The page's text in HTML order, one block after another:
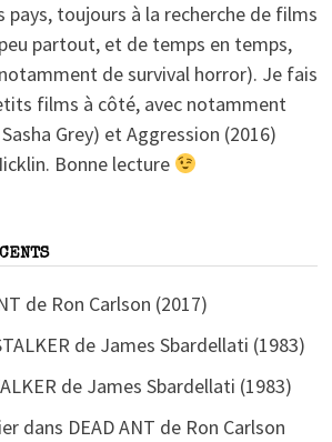
toujours à la recherche de films
partout, et de temps en temps,
de survival horror). Je fais
films à côté, avec notamment
Grey) et Aggression (2016)
Bonne lecture
de Ron Carlson (2017)
de James Sbardellati (1983)
de James Sbardellati (1983)
dans DEAD ANT de Ron Carlson